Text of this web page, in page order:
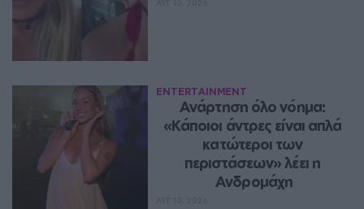
ENTERTAINMENT
Ανάρτηση όλο νόημα:
«Κάποιοι άντρες είναι απλά
κατώτεροι των
περιστάσεων» λέει η
Ανδρομάχη